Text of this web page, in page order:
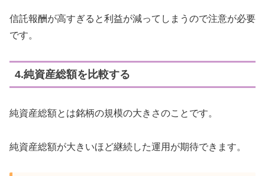
信託報酬が高すぎると利益が減ってしまうので注意が必要
です。
4.純資産総額を比較する
純資産総額とは銘柄の規模の大きさのことです。
純資産総額が大きいほど継続した運用が期待できます。